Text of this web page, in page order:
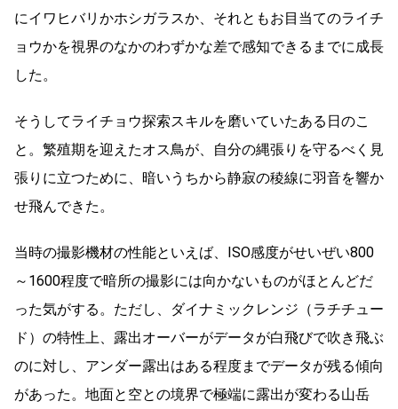
にイワヒバリかホシガラスか、それともお目当てのライチ
ョウかを視界のなかのわずかな差で感知できるまでに成長
した。
そうしてライチョウ探索スキルを磨いていたある日のこ
と。繁殖期を迎えたオス鳥が、自分の縄張りを守るべく見
張りに立つために、暗いうちから静寂の稜線に羽音を響か
せ飛んできた。
当時の撮影機材の性能といえば、ISO感度がせいぜい800
～1600程度で暗所の撮影には向かないものがほとんどだ
った気がする。ただし、ダイナミックレンジ（ラチチュー
ド）の特性上、露出オーバーがデータが白飛びで吹き飛ぶ
のに対し、アンダー露出はある程度までデータが残る傾向
があった。地面と空との境界で極端に露出が変わる山岳